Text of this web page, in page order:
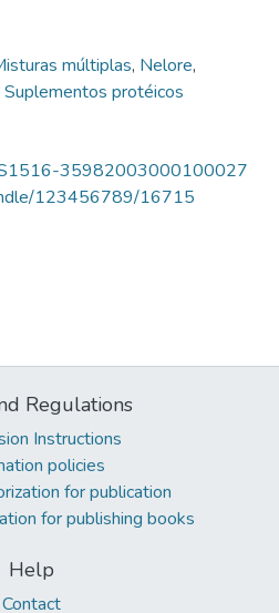
múltiplas, Nelore,
Suplementos protéicos
35982003000100027
123456789/16715
Regulations
Instructions
policies
for publication
for publishing books
Help
Contact